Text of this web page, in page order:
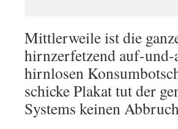
Mittlerweile ist die
hirnzerfetzend auf-
hirnlosen
schicke Plakat tut der
Systems keinen